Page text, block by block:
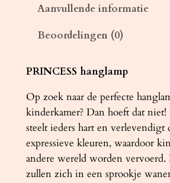
N
E
S
S
3
0
a
Aanvullende informatie
Beoordelingen (0)
PRINCESS hanglamp
Op zoek naar de perfecte
kinderkamer? Dan hoeft dat
steelt ieders hart en verlevendigt
expressieve kleuren, waardoor
andere wereld worden vervoerd.
zullen zich in een sprookje